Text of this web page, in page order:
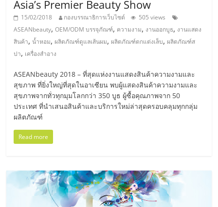
แฟ
รน
ไชส์
ขาย
แฟ
รน
ไชส์
Asia’s Premier Beauty Show
15/02/2018 กองบรรณาธิการเว็บไซต์
505 views
ASEANbeauty,OEM/ODM บรรจุภัณฑ์, ความงาม, งานออกบูธ, งานแสดง
สินค้า,น้ำหอม,ผลิตภัณฑ์ดูแลเส้นผม,ผลิตภัณฑ์ตกแต่งเล็บ,ผลิตภัณฑ์ส
ปา, เครื่องสำอาง
ASEANbeauty 2018 – ที่สุดแห่งงานแสดงสินค้าความงามและ
สุขภาพ ที่ยิ่งใหญ่ที่สุดในอาเซียน พบผู้แสดงสินค้าความงามและ
สุขภาพจากทั่วทุกมุมโลกกว่า 350 บูธ ผู้ซื้อคุณภาพจาก 50
ประเทศ ที่นำเสนอสินค้าและบริการใหม่ล่าสุดครอบคลุมทุกกลุ่ม
ผลิตภัณฑ์
Read more